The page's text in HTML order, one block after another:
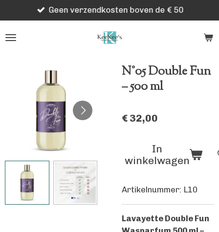
direct
naar
Geen verzendkosten boven de € 50
N°05 Double Fun
– 500 ml
€ 32,00
In
winkelwagen
Artikelnummer: L10
Lavayette Double Fun